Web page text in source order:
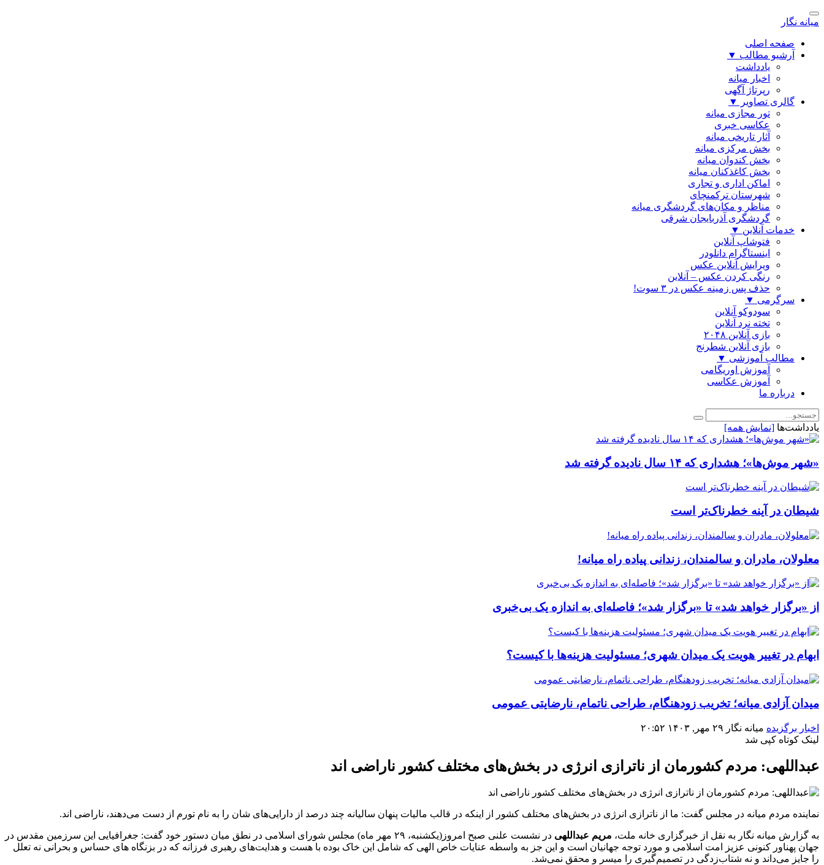
میانه نگار
صفحه اصلی
آرشیو مطالب ▼
یادداشت
اخبار میانه
رپرتاژ آگهی
گالری تصاویر
▼
تور مجازی میانه
عکاسی خبری
آثار تاریخی میانه
بخش مرکزی میانه
بخش کندوان میانه
بخش کاغذکنان میانه
اماکن اداری و تجاری
شهرستان ترکمنچای
مناظر و مکان‌های گردشگری میانه
گردشگری آذربایجان شرقی
خدمات آنلاین ▼
فتوشاپ آنلاین
اینستاگرام دانلودر
ویرایش آنلاین عکس
رنگی كردن عكس – آنلاین
حذف پس زمینه عکس در ۳ سوت!
سرگرمی ▼
سودوکو آنلاین
تخته نرد آنلاین
بازی آنلاین ۲۰۴۸
بازی آنلاین شطرنج
مطالب آموزشی ▼
آموزش اوریگامی
آموزش عکاسی
درباره ما
یادداشت‌ها [نمایش همه]
«شهر موش‌ها»؛ هشداری که ۱۴ سال نادیده گرفته شد
شیطان در آینه خطرناک‌تر است
معلولان، مادران و سالمندان، زندانی پیاده راه میانه!
از «برگزار خواهد شد» تا «برگزار شد»؛ فاصله‌ای به اندازه یک بی‌خبری
ابهام در تغییر هویت یک میدان شهری؛ مسئولیت هزینه‌ها با کیست؟
میدان آزادی میانه؛ تخریب زودهنگام، طراحی ناتمام، نارضایتی عمومی
اخبار برگزیده میانه نگار ۲۹ مهر, ۱۴۰۳
۲۰:۵۲
لینک کوتاه کپی شد
عبداللهی: مردم کشورمان از ناترازی انرژی در بخش‌های مختلف کشور ناراضی اند
نماینده مردم میانه در مجلس گفت: ما از ناترازی انرژی در بخش‌های مختلف کشور از اینکه در قالب مالیات پنهان سالیانه چند درصد از دارایی‌های شان را به نام تورم از دست می‌دهند، ناراضی اند.
به گزارش میانه نگار به نقل از خبرگزاری خانه ملت، مریم عبداللهی
در نشست علنی صبح امروز(یکشنبه، ۲۹ مهر ماه) مجلس شورای اسلامی در نطق میان دستور خود گفت: جغرافیایی این سرزمین مقدس در
جهان پهناور کنونی عزیز امت اسلامی و مورد توجه جهانیان است و این جز به واسطه عنایات خاص الهی که شامل این خاک بوده با هست و هدایت‌های رهبری فرزانه که در بزنگاه های حساس و بحرانی نه تعلل
را جایز می‌داند و نه شتاب‌زدگی در تصمیم‌گیری را میسر و محقق نمی‌شد.